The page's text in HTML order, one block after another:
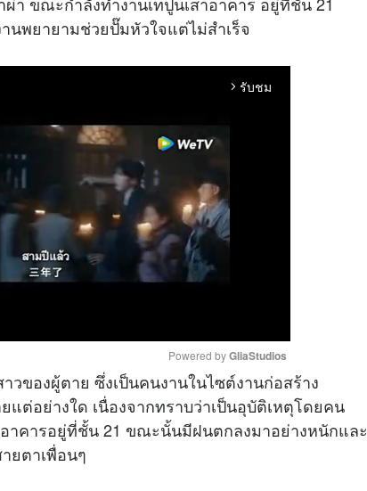
นพยายามช่วยปั๊มหัวใจแต่ไม่สำเร็จ
arrow_forward_ios รับชม
M
u
Powered by GliaStudios
วของผู้ตาย ซึ่งเป็นคนงานในไซต์งานก่อสร้าง
แต่อย่างใด เนื่องจากทราบว่าเป็นอุบัติเหตุโดยคน
าคารอยู่ที่ชั้น 21 ขณะนั้นมีฝนตกลงมาอย่างหนักและ
ยตาเพื่อนๆ